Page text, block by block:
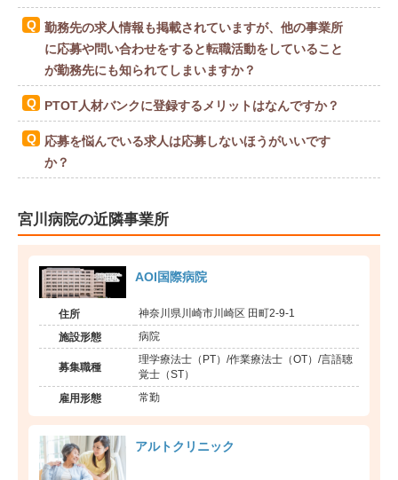
勤務先の求人情報も掲載されていますが、他の事業所
に応募や問い合わせをすると転職活動をしていること
が勤務先にも知られてしまいますか？
PTOT人材バンクに登録するメリットはなんですか？
応募を悩んでいる求人は応募しないほうがいいです
か？
宮川病院の近隣事業所
AOI国際病院
住所 神奈川県川崎市川崎区 田町2-9-1
施設形態 病院
募集職種
理学療法士（PT）/作業療法士（OT）/言語聴
覚士（ST）
雇用形態 常勤
アルトクリニック